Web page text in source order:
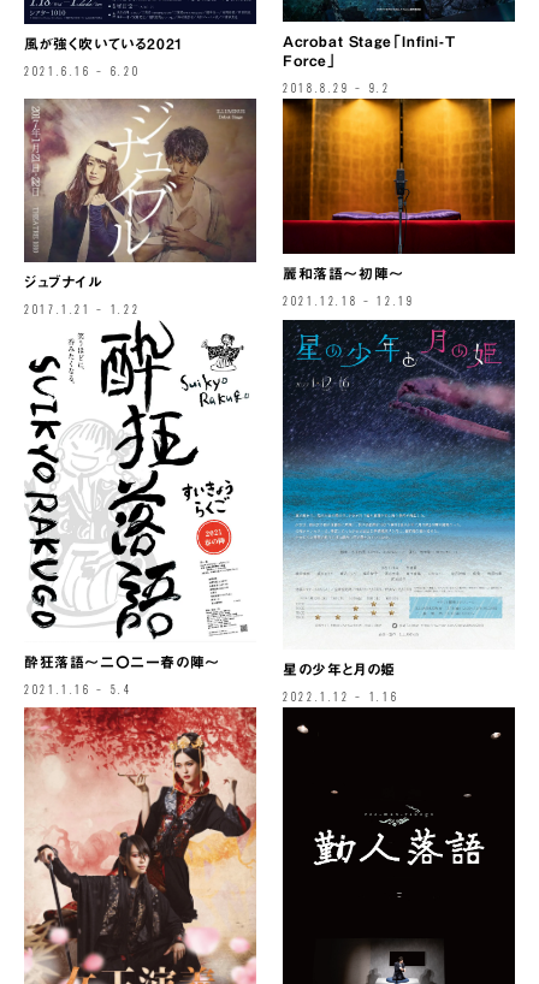
風が強く吹いている2021
2021.6.16 – 6.20
Acrobat Stage「Infini-T
Force」
2018.8.29 – 9.2
ジュブナイル
2017.1.21 – 1.22
麗和落語〜初陣〜
2021.12.18 – 12.19
酔狂落語～二〇二一春の陣～
2021.1.16 – 5.4
星の少年と月の姫
2022.1.12 – 1.16